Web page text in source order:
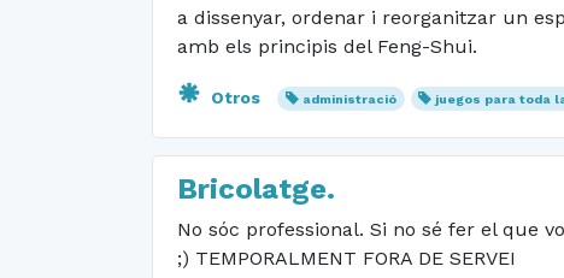
a dissenyar, ordenar i reorganitzar un
amb els principis del Feng-Shui.
Otros administració juegos para toda
Bricolatge.
No sóc professional. Si no sé fer el que
;) TEMPORALMENT FORA DE SERVEI